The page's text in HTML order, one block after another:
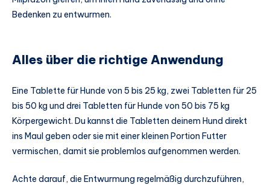
Bedenken zu entwurmen.
Alles über die richtige Anwendung
Eine Tablette für Hunde von 5 bis 25 kg, zwei Tabletten für 25
bis 50 kg und drei Tabletten für Hunde von 50 bis 75 kg
Körpergewicht. Du kannst die Tabletten deinem Hund direkt
ins Maul geben oder sie mit einer kleinen Portion Futter
vermischen, damit sie problemlos aufgenommen werden.
Achte darauf, die Entwurmung regelmäßig durchzuführen,